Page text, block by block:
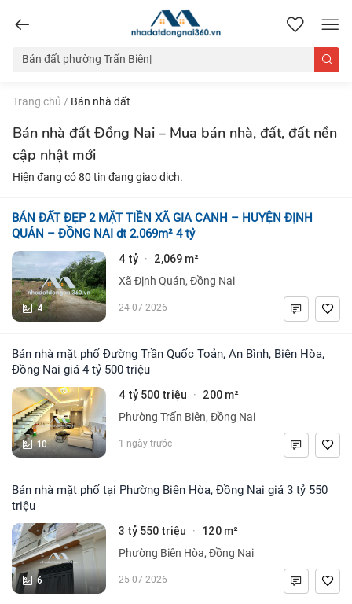
nhadatdongnai360.vn
Trang chủ / Bán nhà đất
Bán nhà đất Đồng Nai – Mua bán nhà, đất, đất nền
cập nhật mới
Hiện đang có 80 tin đang giao dịch.
BÁN ĐẤT ĐẸP 2 MẶT TIỀN XÃ GIA CANH – HUYỆN ĐỊNH
QUÁN – ĐỒNG NAI dt 2.069m² 4 tỷ
4
4 tỷ · 2,069 m²
Xã Định Quán, Đồng Nai
24-07-2026
Bán nhà mặt phố Đường Trần Quốc Toản, An Bình, Biên Hòa,
Đồng Nai giá 4 tỷ 500 triệu
10
4 tỷ 500 triệu · 200 m²
Phường Trấn Biên, Đồng Nai
1 ngày trước
Bán nhà mặt phố tại Phường Biên Hòa, Đồng Nai giá 3 tỷ 550
triệu
6
3 tỷ 550 triệu · 120 m²
Phường Biên Hòa, Đồng Nai
25-07-2026